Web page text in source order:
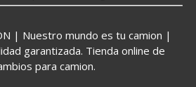
| Nuestro mundo es tu camion |
garantizada. Tienda online de
para camion.